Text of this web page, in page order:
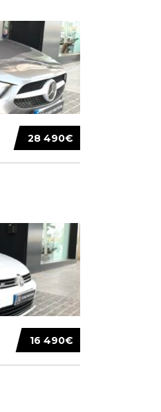
28 490€
16 490€